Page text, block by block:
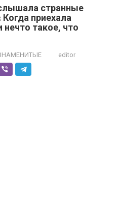
странные
Когда приехала
такое, что
editor